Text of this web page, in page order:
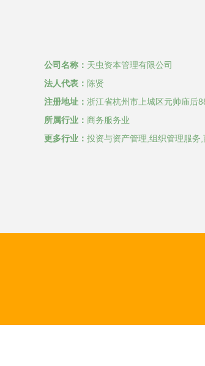
公司名称： 天虫资本管理有限公司
法人代表： 陈贤
注册地址： 浙江省杭州市上城区元帅庙后
所属行业： 商务服务业
更多行业： 投资与资产管理,组织管理服务